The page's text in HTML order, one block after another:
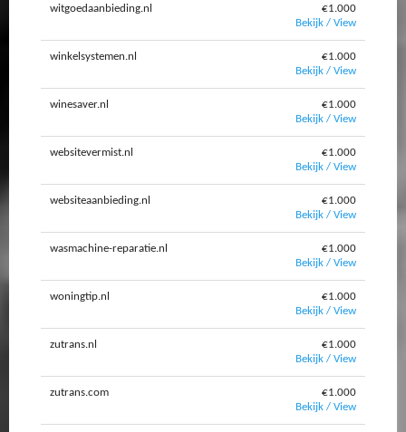
witgoedaanbieding.nl
€1.000
Bekijk / View
winkelsystemen.nl
€1.000
Bekijk / View
winesaver.nl
€1.000
Bekijk / View
websitevermist.nl
€1.000
Bekijk / View
websiteaanbieding.nl
€1.000
Bekijk / View
wasmachine-reparatie.nl
€1.000
Bekijk / View
woningtip.nl
€1.000
Bekijk / View
zutrans.nl
€1.000
Bekijk / View
zutrans.com
€1.000
Bekijk / View